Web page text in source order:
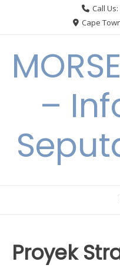
Call Us:
Cape
–
Proyek